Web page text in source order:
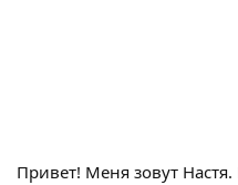
Привет! Меня зовут